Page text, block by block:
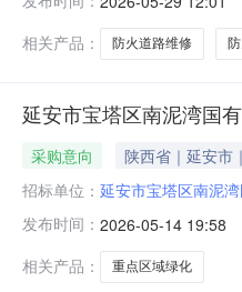
74.920000万元(人
相关产品：
防火道路维修
延安市宝塔区南泥湾国
采购意向 陕西省｜延安市
招标单位： 延安市宝塔区南泥
发布时间： 2026-05-14 19:58
相关产品：
重点区域绿化